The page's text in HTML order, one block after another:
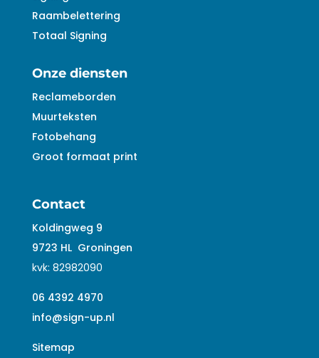
Raambelettering
Totaal Signing
Onze diensten
Reclameborden
Muurteksten
Fotobehang
Groot formaat print
Contact
Koldingweg 9
9723 HL Groningen
kvk: 82982090
06 4392 4970
info@sign-up.nl
Sitemap